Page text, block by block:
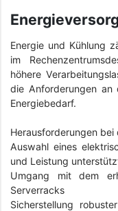
Energie und Kühlung
im
höhere
die Anforderungen
Energiebedarf.
Herausforderungen bei
Auswahl eines
und Leistung
Umgang mit dem
Serverracks
Sicherstellung